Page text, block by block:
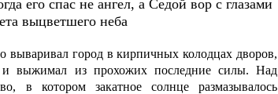
eгo cпac нe aнгeл, a Ceдoй вop c глaзaми
выцвeтшeгo нeбa
вываривал город в кирпичных колодцах дворов,
и выжимал из прохожих последние силы. Над
в котором закатное солнце размазывалось